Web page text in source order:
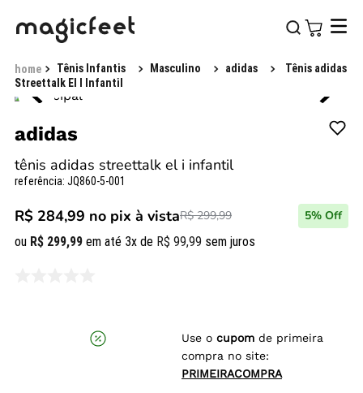
Tênis Infantis Masculino adidas
Tênis adidas
Streettalk El I Infantil
adidas
tênis adidas streettalk el i infantil
referência: JQ860-5-001
R$ 284,99 no pix à vistaR$ 299,99 5% Off
ou R$ 299,99 em até 3x de R$ 99,99 sem juros
Use o cupom de primeira
compra no site:
PRIMEIRACOMPRA